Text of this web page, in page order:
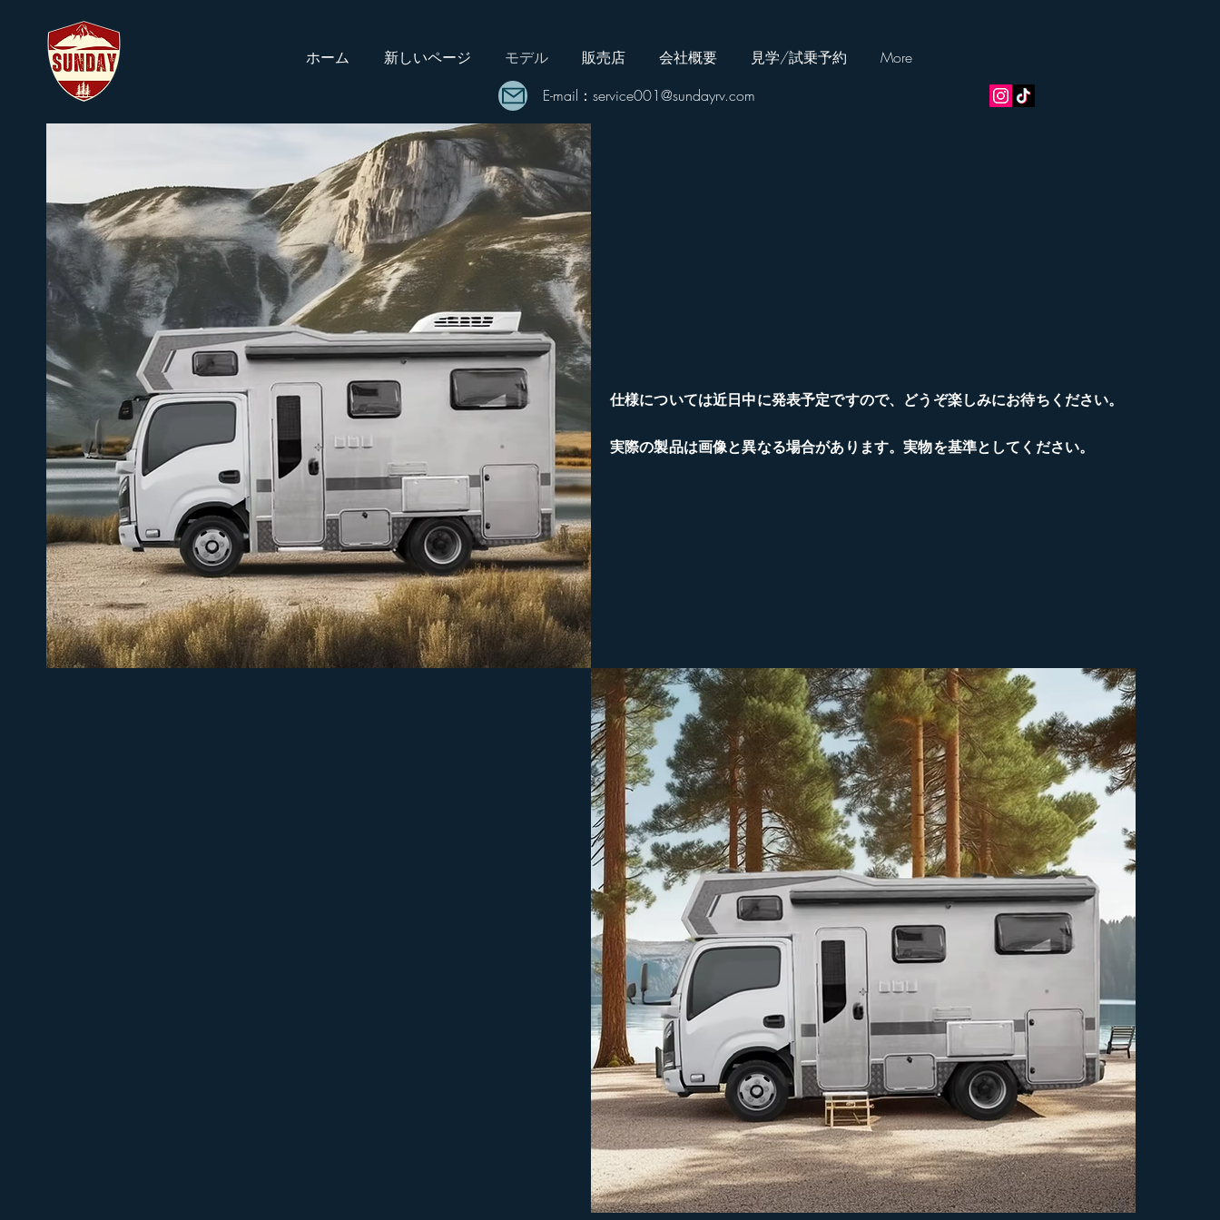
ホーム 新しいページ モデル 販売店 会社概要 見学/試乗予約
More
E-mail： service001@sundayrv.com
仕様については近日中に発表予定ですので、どうぞ楽しみにお待ちください。
実際の製品は画像と異なる場合があります。実物を基準としてください。